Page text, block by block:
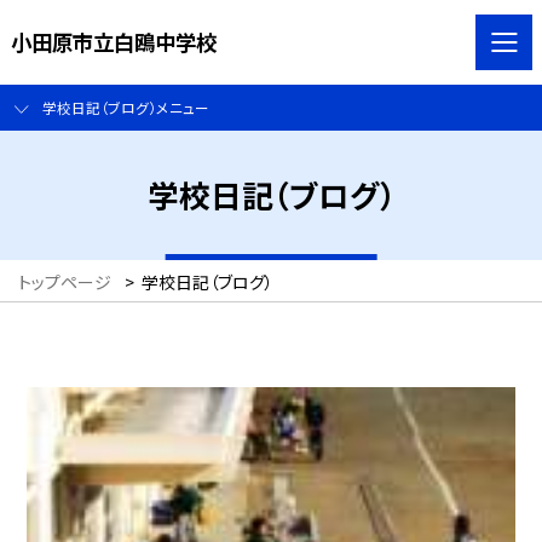
小田原市立白鴎中学校
学校日記（ブログ）メニュー
学校日記（ブログ）
トップページ > 学校日記（ブログ）